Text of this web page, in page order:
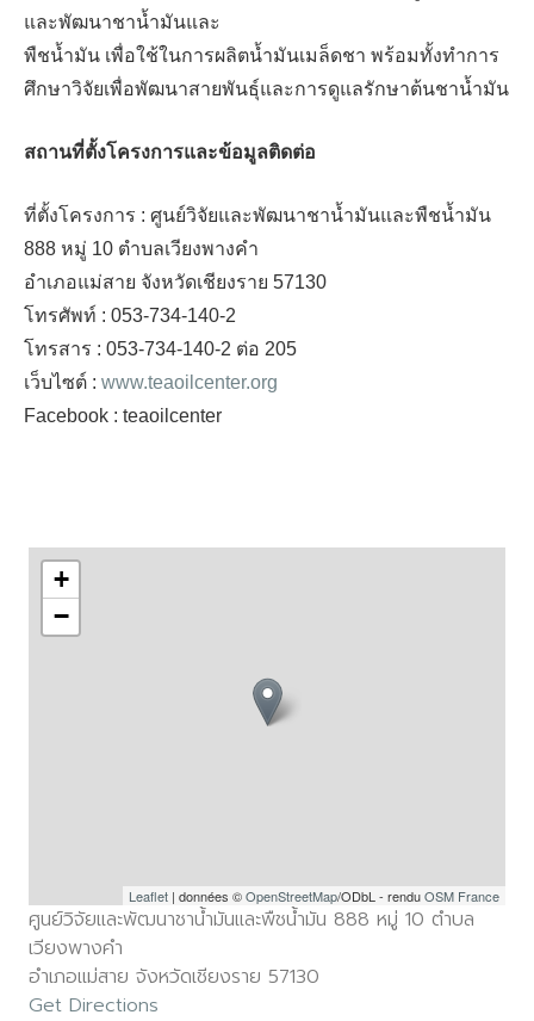
และพัฒนาชาน้ำมันและ
พืชน้ำมัน เพื่อใช้ในการผลิตน้ำมันเมล็ดชา พร้อมทั้งทำการ
ศึกษาวิจัยเพื่อพัฒนาสายพันธุ์และการดูแลรักษาต้นชาน้ำมัน
สถานที่ตั้งโครงการและข้อมูลติดต่อ
ที่ตั้งโครงการ : ศูนย์วิจัยและพัฒนาชาน้ำมันและพืชน้ำมัน
888 หมู่ 10 ตำบลเวียงพางคำ
อำเภอแม่สาย จังหวัดเชียงราย 57130
โทรศัพท์ : 053-734-140-2
โทรสาร : 053-734-140-2 ต่อ 205
เว็บไซต์ : www.teaoilcenter.org
Facebook : teaoilcenter
+
−
Leaflet| données ©OpenStreetMap/ODbL - renduOSM France
ศูนย์วิจัยและพัฒนาชาน้ำมันและพืชน้ำมัน 888 หมู่ 10 ตำบล
เวียงพางคำ
อำเภอแม่สาย จังหวัดเชียงราย 57130
Get Directions